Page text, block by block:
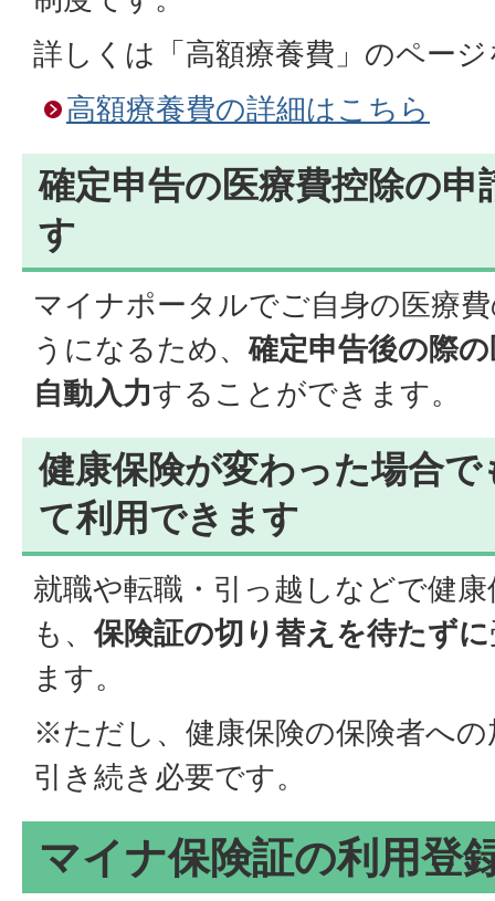
詳しくは「高額療養費」のペー
高額療養費の詳細はこちら
確定申告の医療費控除の
す
マイナポータルでご自身の医療
うになるため、確定申告後の際
自動入力することができます。
健康保険が変わった場合
て利用できます
就職や転職・引っ越しなどで健
も、保険証の切り替えを待たずに
ます。
※ただし、健康保険の保険者へ
引き続き必要です。
マイナ保険証の利用登